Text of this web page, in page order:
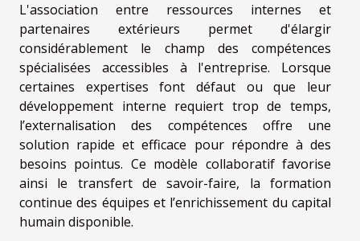
L'association entre ressources internes et
partenaires extérieurs permet d'élargir
considérablement le champ des compétences
spécialisées accessibles à l'entreprise. Lorsque
certaines expertises font défaut ou que leur
développement interne requiert trop de temps,
l’externalisation des compétences offre une
solution rapide et efficace pour répondre à des
besoins pointus. Ce modèle collaboratif favorise
ainsi le transfert de savoir-faire, la formation
continue des équipes et l’enrichissement du capital
humain disponible.